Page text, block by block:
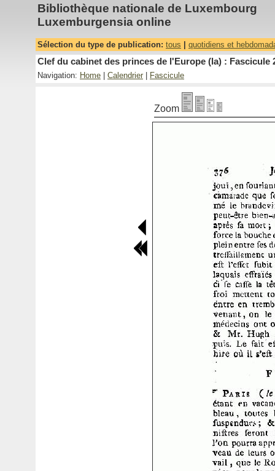
Bibliothèque nationale de Luxembourg
Luxemburgensia online
Sélection du type de publication: tous quotidiens et
Clef du cabinet des princes de l'Europe (la) : Fascicule
Navigation: Home Calendrier Fascicule
Zoom